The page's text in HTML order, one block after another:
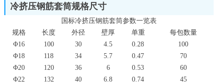
冷挤压钢筋套筒规格尺寸
国标冷挤压钢筋套筒参数一览表
规格
长度 外径 壁厚 单重
每包数量
Φ16
100 30 4.5 0.28
100
Φ18
118 34 5.7 0.47
70
Φ20
120 36 6 0.53
60
Φ22
132 40 6.8 0.74
45